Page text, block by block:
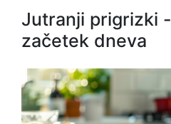
Jutranji prigrizki
začetek dneva